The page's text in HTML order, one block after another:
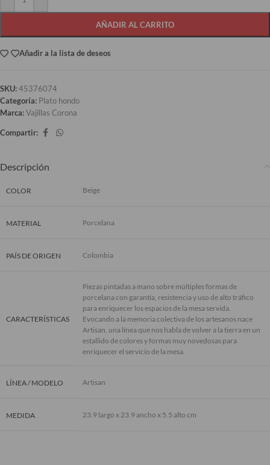
AÑADIR AL CARRITO
Añadir a la lista de deseos
SKU:45376074
Categoría: Plato hondo
Marca:Vajillas Corona
Compartir:
Descripción
COLOR Beige
MATERIAL Porcelana
PAÍS DE ORIGEN Colombia
CARACTERÍSTICAS
Piezas pintadas a mano sobre múltiples formas de
porcelana con garantía, resistencia y uso de alto tráfico
para enriquecer los espacios de la mesa servida.
Evocando a la memoria colectiva de los artesanos nace
Artisan, una línea que nos habla de volver a la tierra en un
estallido de colores y formas muy novedosas para
enriquecer el servicio de la mesa.
LÍNEA / MODELO Artisan
MEDIDA 23.9 largo x 23.9 ancho x 5.5 alto cm